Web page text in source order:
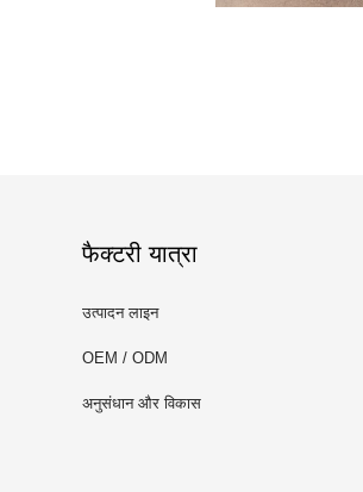
फैक्टरी यात्रा
उत्पादन लाइन
OEM / ODM
अनुसंधान और विकास